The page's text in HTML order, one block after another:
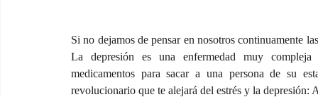
Si no dejamos de pensar en nosotros continuamente
La depresión es una enfermedad muy
medicamentos para sacar a una persona de su
revolucionario que te alejará del estrés y la depresión: